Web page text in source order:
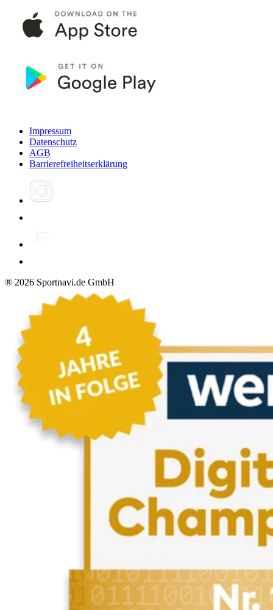
Impressum
Datenschutz
AGB
Barrierefreiheitserklärung
® 2026 Sportnavi.de GmbH